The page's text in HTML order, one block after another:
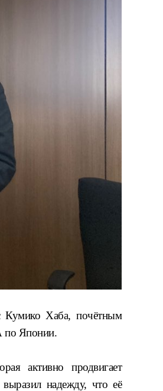
Кумико Хаба, почётным
по Японии.
активно продвигает
надежду, что её